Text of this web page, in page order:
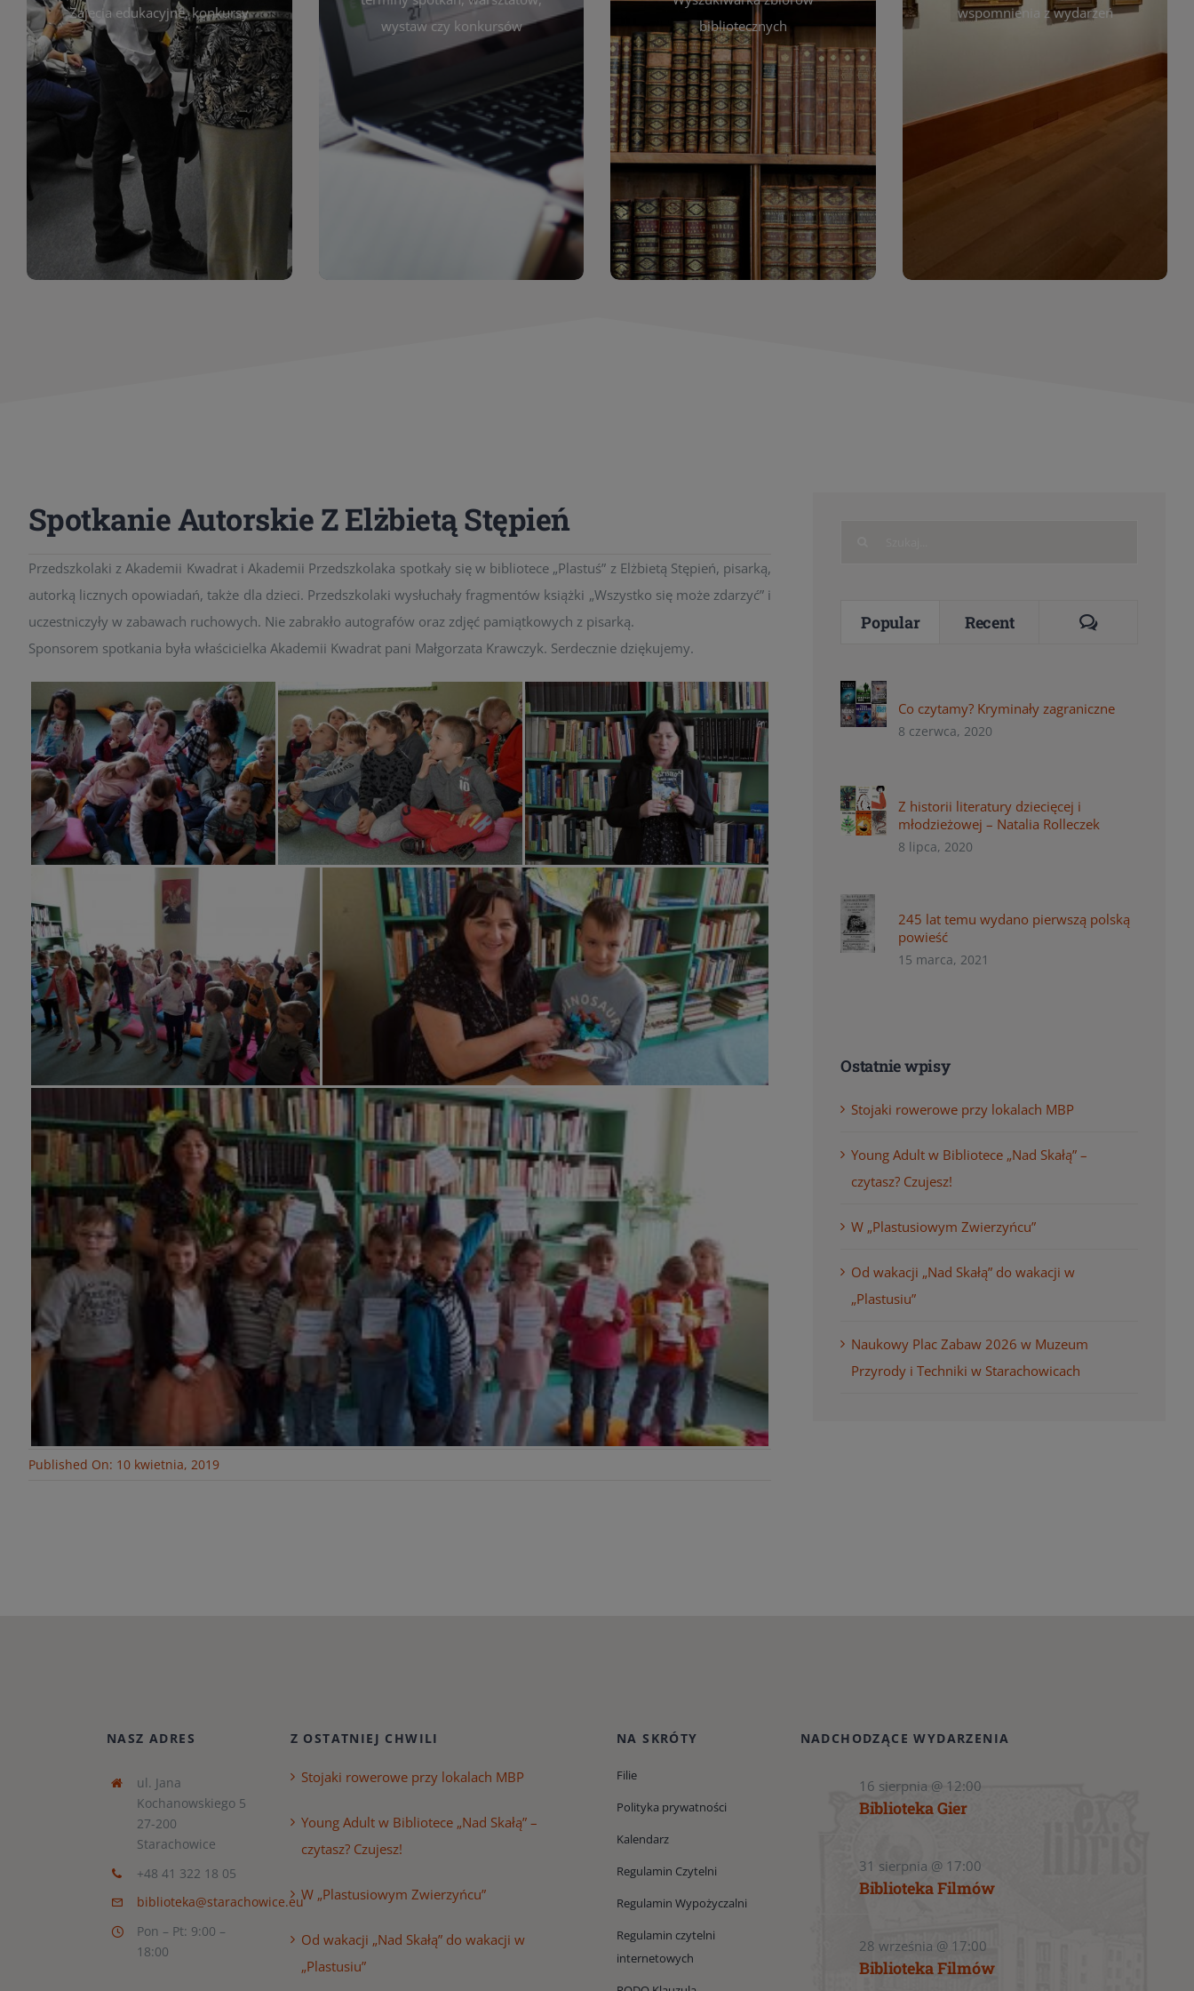
Zajęcia edukacyjne, konkursy
Wystawy
Biblioteka organizuje prezentujące
zarówno sztukę lokalnych twórców,
jak i zbiory tematyczne. W tej sekcji
znajdziesz informacje o aktualnych
ekspozycjach oraz archiwum wystaw
z poprzednich lat. Prezentowane
prace obejmują malarstwo,
wystaw czy konkursów
Cię wydarzeniach. Aktualizujemy
harmonogram na bieżąco, by zawsze
był zgodny z planem pracy biblioteki.
Zapraszamy do śledzenia i
uczestnictwa w życiu kulturalnym
miasta!
bibliotecznych
Katalog Zbiorów
Katalog online umożliwia
przeglądanie pełnej oferty
bibliotecznej – książek, czasopism,
filmów i innych materiałów. Dzięki
wyszukiwarce szybko znajdziesz
interesujące Cię pozycje według
autora, tytułu lub tematu. Możesz wspomnienia z wydarzeń
czytelników. Regularnie dodajemy
powrócić do wyjątkowych
momentów. Zapraszamy do
obejrzenia, wspominania i
inspirowania się!
Spotkanie Autorskie Z Elżbietą Stępień
Przedszkolaki z Akademii Kwadrat i Akademii Przedszkolaka spotkały się w bibliotece „Plastuś” z Elżbietą Stępień, pisarką,
autorką licznych opowiadań, także dla dzieci. Przedszkolaki wysłuchały fragmentów książki „Wszystko się może zdarzyć” i
uczestniczyły w zabawach ruchowych. Nie zabrakło autografów oraz zdjęć pamiątkowych z pisarką.
Sponsorem spotkania była właścicielka Akademii Kwadrat pani Małgorzata Krawczyk. Serdecznie dziękujemy.
Published On: 10 kwietnia, 2019
Popular Recent Comments
Co czytamy? Kryminały zagraniczne
8 czerwca, 2020
Z historii literatury dziecięcej i
młodzieżowej – Natalia Rolleczek
8 lipca, 2020
245 lat temu wydano pierwszą polską
powieść
15 marca, 2021
Ostatnie wpisy
Stojaki rowerowe przy lokalach MBP
Young Adult w Bibliotece „Nad Skałą” –
czytasz? Czujesz!
W „Plastusiowym Zwierzyńcu”
Od wakacji „Nad Skałą” do wakacji w
„Plastusiu”
Naukowy Plac Zabaw 2026 w Muzeum
Przyrody i Techniki w Starachowicach
NASZ ADRES
ul. Jana
Kochanowskiego 5
27-200
Starachowice
+48 41 322 18 05
biblioteka@starachowice.eu
Pon – Pt: 9:00 –
18:00
Z OSTATNIEJ CHWILI
Stojaki rowerowe przy lokalach MBP
Young Adult w Bibliotece „Nad Skałą” –
czytasz? Czujesz!
W „Plastusiowym Zwierzyńcu”
Od wakacji „Nad Skałą” do wakacji w
„Plastusiu”
NA SKRÓTY
Filie
Polityka prywatności
Kalendarz
Regulamin Czytelni
Regulamin Wypożyczalni
Regulamin czytelni
internetowych
NADCHODZĄCE WYDARZENIA
16 sierpnia @ 12:00
Biblioteka Gier
31 sierpnia @ 17:00
Biblioteka Filmów
28 września @ 17:00
Biblioteka Filmów